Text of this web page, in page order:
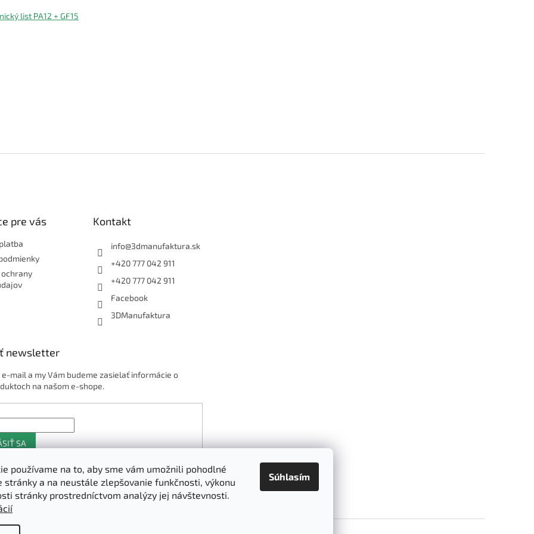
používame na to, aby sme vám umožnili pohodlné
stránky a na neustále zlepšovanie funkčnosti, výkonu
stránky prostredníctvom analýzy jej návštevnosti.
Súhlasím
list PA12 + GF15
pre vás
ochrany
Kontakt
info@3dmanufaktura.sk
+420 777 042 911
+420 777 042 911
Facebook
3DManufaktura
newsletter
mail a my Vám budeme zasielať informácie o
na našom e-shope.
SA
Shoptet.sk